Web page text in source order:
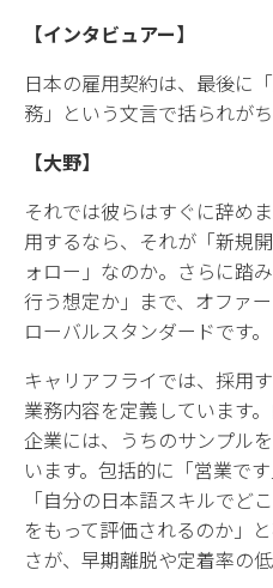
【インタビュアー】
日本の雇用契約は、最後に
務」という文言で括られがち
【大野】
それでは彼らはすぐに辞め
用するなら、それが「新規
ォロー」なのか。さらに踏
行う想定か」まで、オファ
ローバルスタンダードです。
キャリアフライでは、採用
業務内容を定義しています
企業には、うちのサンプル
います。包括的に「営業で
「自分の日本語スキルでど
をもって評価されるのか」
さが、早期離脱や定着率の